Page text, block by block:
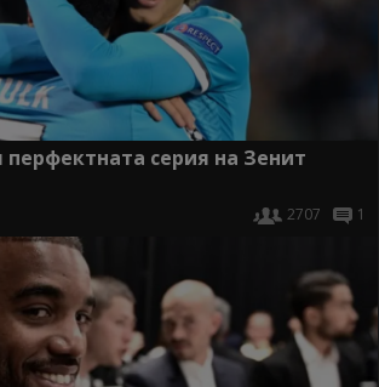
перфектната серия на Зенит
2707 1